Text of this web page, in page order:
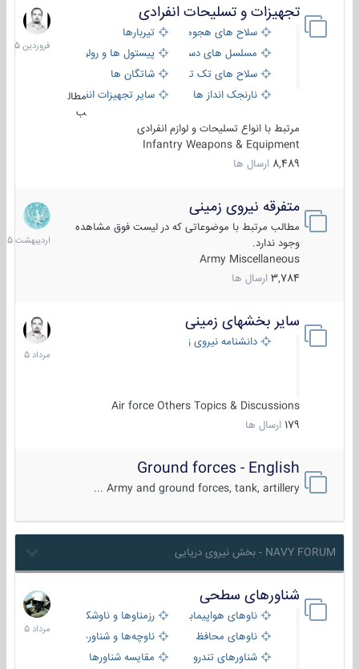
تجهیزات و تسلیحات انفرادی
سلاح های هجومی
تیربارها
مسلسل های دستی
پیستول ها و رولورها
سلاح های تک تیر اندازیشاتگان ها
نارنجک انداز ها
سایر تجهیزات انفرادی
مطال
ب
مرتبط با انواع تسلیحات و لوازم انفرادی
Infantry Weapons & Equipment
8,489 ارسال ها
17
فروردین
1405
متفرقه نیروی زمینی
مطالب مرتبط با موضوعاتی که در لیست فوق مشاهده
وجود ندارد.
Army Miscellaneous
3,784 ارسال ها
27
1405
سایر بخشهای زمینی
دانشنامه نیروی زمینی
Air force Others Topics & Discussions
179 ارسال ها
9
مرداد
1405
Ground forces - English
Army and ground forces, tank, artillery ...
NAVY FORUM - بخش نیروی دریایی
شناورهای سطحی
ناوهای هواپیمابر و بالگرد بررزمناوها و ناوشکن‌ها
ناوهای محافظ
ناوچه‌ها و شناورهای گشتی
شناورهای تندرو
مقایسه شناورها
2
مرداد
1405